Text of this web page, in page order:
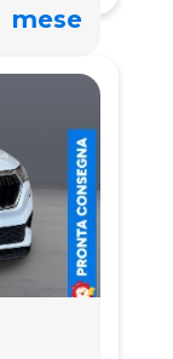
mese